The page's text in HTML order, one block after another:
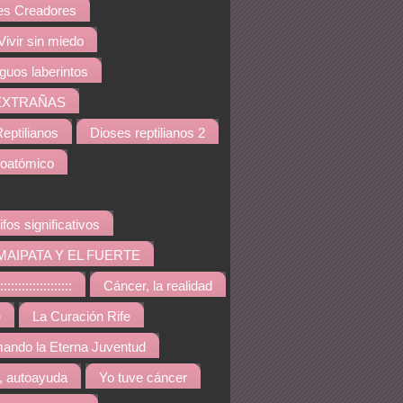
Creadores
sin miedo
laberintos
Dioses reptilianos 2
significativos
Y EL FUERTE
Cáncer, la realidad
La Curación Rife
la Eterna Juventud
autoayuda Yo tuve cáncer